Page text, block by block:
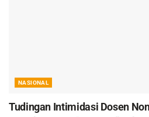
NASIONAL
Tudingan Intimidasi Dosen